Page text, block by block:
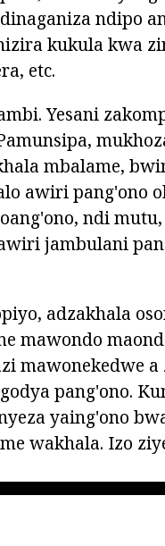
ndipo
kukula kwa
etc.
Yesani
mbalame,
awiri pang'ono
ndi
jambulani
adzakhala
mawondo
mawonekedwe a
pang'ono.
yaing'ono
wakhala. Izo